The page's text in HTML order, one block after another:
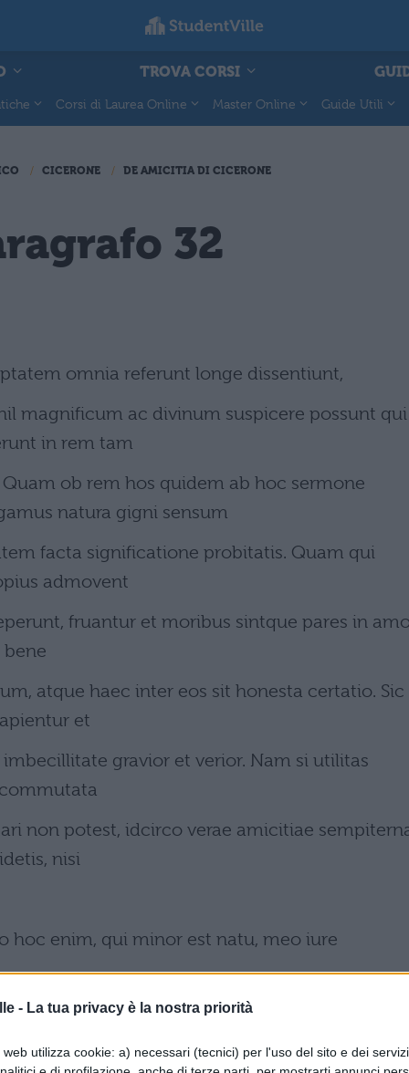
- La tua privacy è la nostra priorità
utilizza cookie: a) necessari (tecnici) per l'uso del sito e dei
TROVA CORSI
Corsi di Laurea Online Master Online Guide Utili
CICERONE DE AMICITIA DI CICERONE
32
omnia referunt longe dissentiunt,
magnificum ac divinum suspicere possunt qui
in rem tam
ob rem hos quidem ab hoc sermone
natura gigni sensum
facta significatione probitatis. Quam qui
admovent
fruantur et moribus sintque pares in
bene
atque haec inter eos sit honesta certatio. Sic
et
gravior et verior. Nam si utilitas
non potest, idcirco verae amicitiae
nisi
hoc enim, qui minor est natu, meo iure
riconducono, come le bestie, ogni cosa al